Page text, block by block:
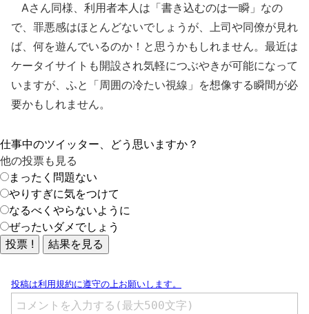
Aさん同様、利用者本人は「書き込むのは一瞬」なの
で、罪悪感はほとんどないでしょうが、上司や同僚が見れ
ば、何を遊んでいるのか！と思うかもしれません。最近は
ケータイサイトも開設され気軽につぶやきが可能になって
いますが、ふと「周囲の冷たい視線」を想像する瞬間が必
要かもしれません。
仕事中のツイッター、どう思いますか？
他の投票も見る
まったく問題ない
やりすぎに気をつけて
なるべくやらないように
ぜったいダメでしょう